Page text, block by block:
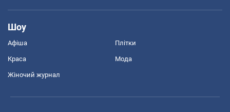
Шоу
Афіша Плітки
Краса Мода
Жіночий журнал